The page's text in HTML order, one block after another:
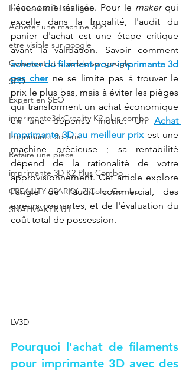
Impression 3d en ligne
Acheter une machine 3D
etre visible sur google
Comment etre visible sur google
SEO
Expert en SEO
imprimante3d Creality K2 plus combo
Imprimante 3d prix
Refaire une pièce
imprimante 3D K2 Plus Combo
CREALITY SPARKX i7 Color Combo
SNAPMAKER U1
l'économie réalisée. Pour le maker qui
excelle dans la frugalité, l'audit du
panier d'achat est une étape critique
acheter du filament pour imprimante 3d
pas cher ne se limite pas à trouver le
prix le plus bas, mais à éviter les pièges
qui transforment un achat économique
en une dépense inutile. Un Achat
Imprimante 3D au meilleur prix est une
machine précieuse ; sa rentabilité
dépend de la rationalité de votre
approvisionnement. Cet article explore
l'angle de l'audit commercial, des
erreurs courantes, et de l'évaluation du
coût total de possession.
LV3D
Pourquoi l'achat de filaments
pour imprimante 3D avec des